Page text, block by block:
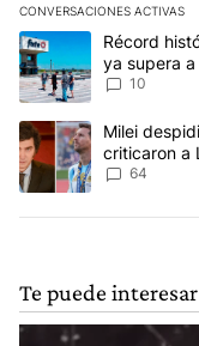
CONVERSACIONES ACTIVAS
Este listado muestra
Un artículo deRécord
ya supera
10
Un artículo de
Milei
criticaron a
anti-Messi”
64